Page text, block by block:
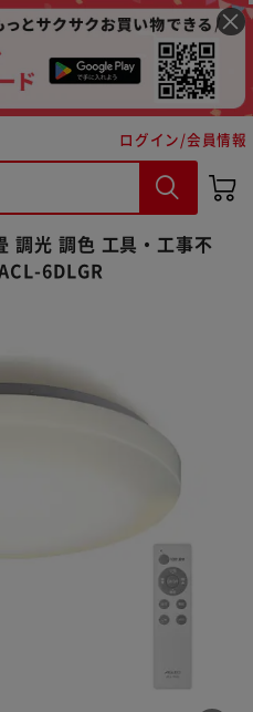
ログイン/会員情報
調光 調色 工具・工事不
6DLGR